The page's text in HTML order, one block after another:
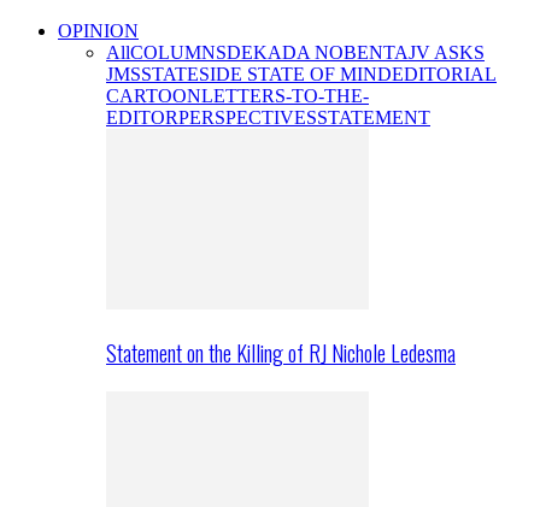
OPINION
AllCOLUMNSDEKADA NOBENTAJV ASKS
JMSSTATESIDE STATE OF MINDEDITORIAL
CARTOONLETTERS-TO-THE-
EDITORPERSPECTIVESSTATEMENT
Statement on the Killing of RJ Nichole Ledesma